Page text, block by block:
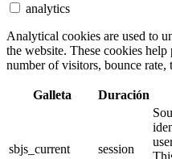
analytics
Analytical cookies are used to
the website. These cookies
number of visitors, bounce rate,
Galleta Duración
sbjs_current session